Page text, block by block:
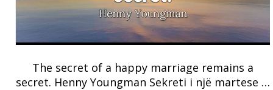
The secret of a happy marriage remains a
secret. Henny Youngman Sekreti i një martese …